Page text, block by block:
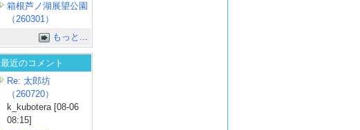
箱根芦ノ湖展望公園
（260301）
もっと...
最近のコメント
Re: 太郎坊
（260720）
k_kubotera [08-06
08:15]